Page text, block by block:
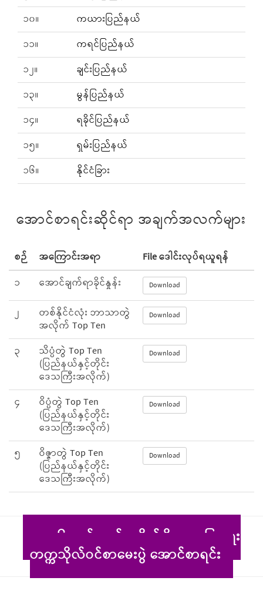
၁၀။
ကယားပြည်နယ်
၁၁။
ကရင်ပြည်နယ်
၁၂။
ချင်းပြည်နယ်
၁၃။
မွန်ပြည်နယ်
၁၄။
ရခိုင်ပြည်နယ်
၁၅။
ရှမ်းပြည်နယ်
၁၆။
နိုင်ငံခြား
အောင်စာရင်းဆိုင်ရာ အချက်အလက်များ
စဉ် အကြောင်းအရာ
File ဒေါင်းလုပ်ရယူရန်
၁
အောင်ချက်ရာခိုင်နှုန်း Download
၂ တစ်နိုင်ငံလုံး ဘာသာတွဲ
အလိုက် Top Ten
Download
၃ သိပ္ပံတွဲ Top Ten
(ပြည်နယ်နှင့်တိုင်း
ဒေသကြီးအလိုက်)
Download
၄ ဝိပ္ပံတွဲ Top Ten
(ပြည်နယ်နှင့်တိုင်း
ဒေသကြီးအလိုက်)
Download
၅ ဝိဇ္ဇာတွဲ Top Ten
(ပြည်နယ်နှင့်တိုင်း
ဒေသကြီးအလိုက်)
Download
၂၀၂၆ ခုနှစ်၊ စက်မှု၊ စိုက်ပျိုး၊ မွေးမြူရေး
တက္ကသိုလ်ဝင်စာမေးပွဲ အောင်စာရင်း